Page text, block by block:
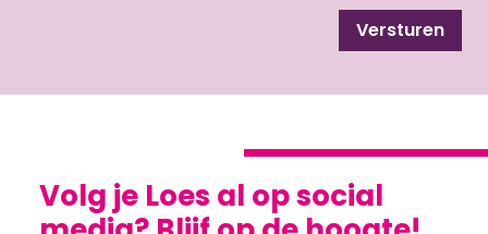
Versturen
Volg je Loes al op social